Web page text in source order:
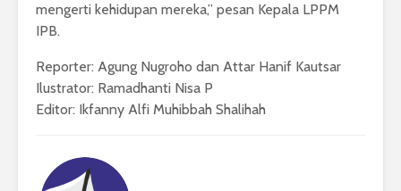
mengerti kehidupan mereka,” pesan Kepala LPPM
IPB.
Reporter: Agung Nugroho dan Attar Hanif Kautsar
Ilustrator: Ramadhanti Nisa P
Editor: Ikfanny Alfi Muhibbah Shalihah